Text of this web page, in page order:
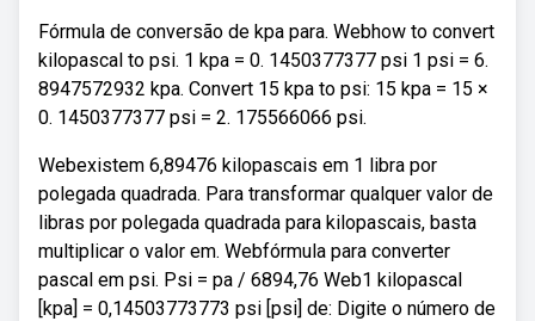
Fórmula de conversão de kpa para. Webhow to convert
kilopascal to psi. 1 kpa = 0. 1450377377 psi 1 psi = 6.
8947572932 kpa. Convert 15 kpa to psi: 15 kpa = 15 ×
0. 1450377377 psi = 2. 175566066 psi.
Webexistem 6,89476 kilopascais em 1 libra por
polegada quadrada. Para transformar qualquer valor de
libras por polegada quadrada para kilopascais, basta
multiplicar o valor em. Webfórmula para converter
pascal em psi. Psi = pa / 6894,76 Web1 kilopascal
[kpa] = 0,14503773773 psi [psi] de: Digite o número de